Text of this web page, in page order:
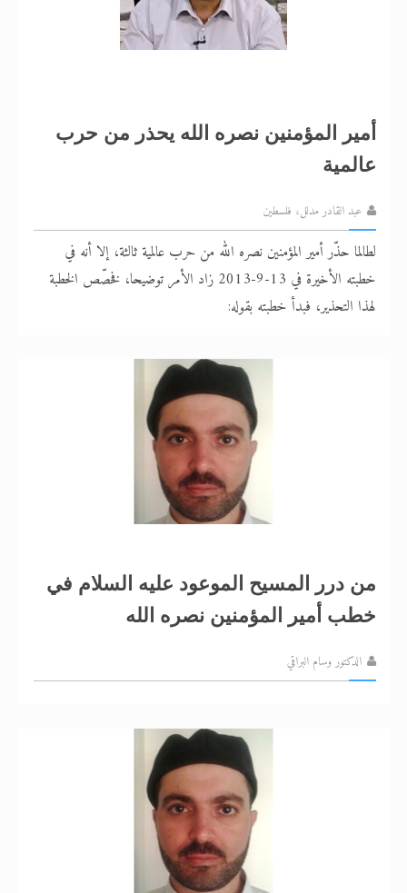
أمير المؤمنين نصره الله يحذر من حرب
عالمية
عبد القادر مدلل، فلسطين
لطالما حذّر أمير المؤمنين نصره الله من حرب عالمية ثالثة، إلا أنه في
خطبته الأخيرة في 13-9-2013 زاد الأمر توضيحا، فخصّص الخطبة
لهذا التحذير، فبدأ خطبته بقوله:
من درر المسيح الموعود عليه السلام في
خطب أمير المؤمنين نصره الله
الدكتور وسام البراقي